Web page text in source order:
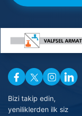
Bizi takip edin,
yeniliklerden ilk siz